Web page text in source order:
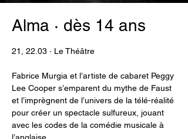
Alma · dès 14 ans
21, 22.03 · Le Théâtre
Fabrice Murgia et l’artiste de cabaret Peggy
Lee Cooper s’emparent du mythe de Faust
et l’imprègnent de l’univers de la télé-réalité
pour créer un spectacle sulfureux, jouant
avec les codes de la comédie musicale à